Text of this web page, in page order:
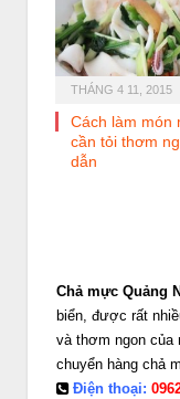
THÁNG 4 11, 2015
Cách làm món
cần tỏi thơm
dẫn
Chả mực Quảng
biển, được rất
và thơm ngon của
chuyển hàng chả
Điện thoại: